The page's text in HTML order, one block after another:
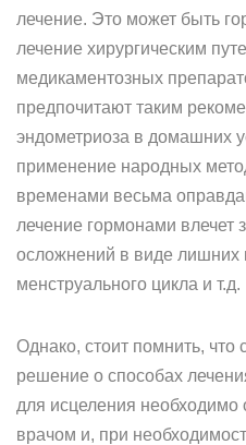
лечение. Это может быть
лечение хирургическим
медикаментозных
предпочитают таким
эндометриоза в домашних
применение народных
временами весьма
лечение гормонами влечет
осложнений в виде лишних
менструального цикла и т.д.
Однако, стоит помнить, что
решение о способах
для исцеления
врачом и, при